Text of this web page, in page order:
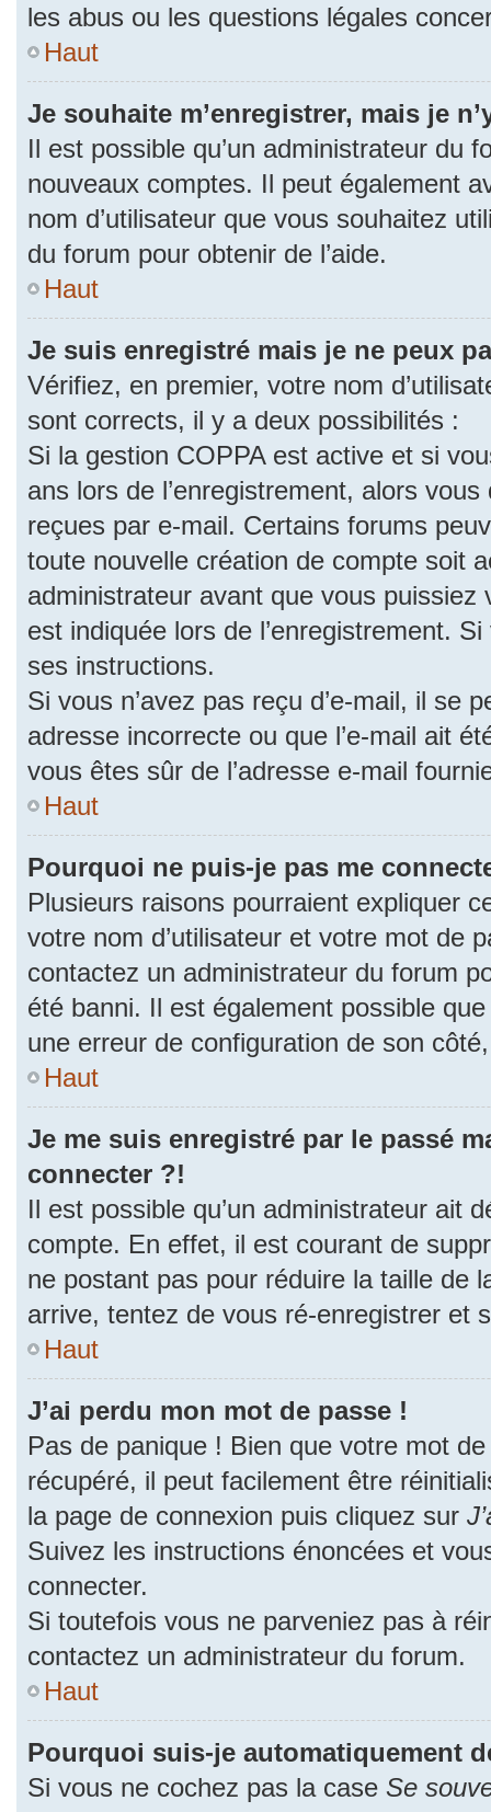
les abus ou les questions légales
Haut
Je souhaite m’enregistrer, mais je
Il est possible qu’un administrateur du
nouveaux comptes. Il peut également
nom d’utilisateur que vous souhaitez
du forum pour obtenir de l’aide.
Haut
Je suis enregistré mais je ne peux
Vérifiez, en premier, votre nom
sont corrects, il y a deux possibilités :
Si la gestion COPPA est active et si
ans lors de l’enregistrement, alors
reçues par e-mail. Certains forums
toute nouvelle création de compte soit
administrateur avant que vous
est indiquée lors de l’enregistrement.
ses instructions.
Si vous n’avez pas reçu d’e-mail, il se
adresse incorrecte ou que l’e-mail ait
vous êtes sûr de l’adresse e-mail
Haut
Pourquoi ne puis-je pas me
Plusieurs raisons pourraient expliquer
votre nom d’utilisateur et votre mot de
contactez un administrateur du forum
été banni. Il est également possible
une erreur de configuration de son
Haut
Je me suis enregistré par le passé
connecter ?!
Il est possible qu’un administrateur ait
compte. En effet, il est courant de
ne postant pas pour réduire la taille de
arrive, tentez de vous ré-enregistrer et
Haut
J’ai perdu mon mot de passe !
Pas de panique ! Bien que votre mot
récupéré, il peut facilement être
la page de connexion puis cliquez sur
Suivez les instructions énoncées et
connecter.
Si toutefois vous ne parveniez pas à
contactez un administrateur du forum.
Haut
Pourquoi suis-je automatiquement
Si vous ne cochez pas la case Se